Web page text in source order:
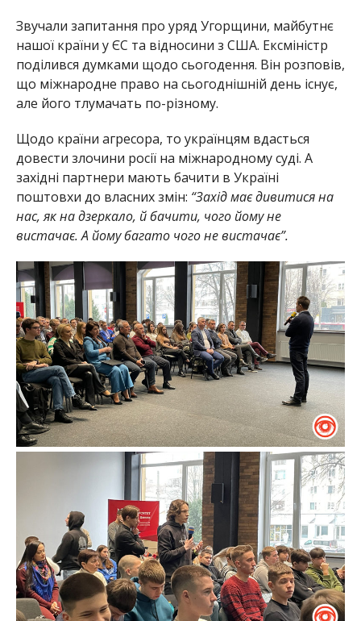
Звучали запитання про уряд Угорщини, майбутнє
нашої країни у ЄС та відносини з США. Ексміністр
поділився думками щодо сьогодення. Він розповів,
що міжнародне право на сьогоднішній день існує,
але його тлумачать по-різному.
Щодо країни агресора, то українцям вдасться
довести злочини росії на міжнародному суді. А
західні партнери мають бачити в Україні
поштовхи до власних змін: “Захід має дивитися на
нас, як на дзеркало, й бачити, чого йому не
вистачає. А йому багато чого не вистачає”.